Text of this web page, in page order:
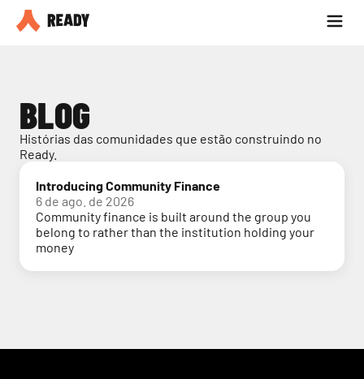
Seja parceiro
BLOG
Histórias das comunidades que estão construindo no
Ready.
Introducing Community Finance
6 de ago. de 2026
Community finance is built around the group you
belong to rather than the institution holding your
money